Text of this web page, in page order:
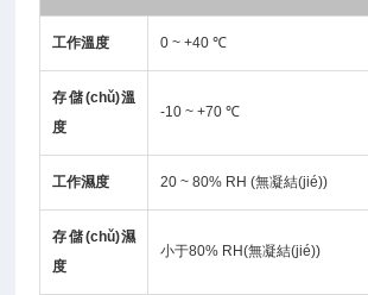
工作溫度 0 ~ +40 ℃
存儲(chǔ)溫
度
-10 ~ +70 ℃
工作濕度 20 ~ 80% RH (無凝結(jié))
存儲(chǔ)濕
度
小于80% RH(無凝結(jié))